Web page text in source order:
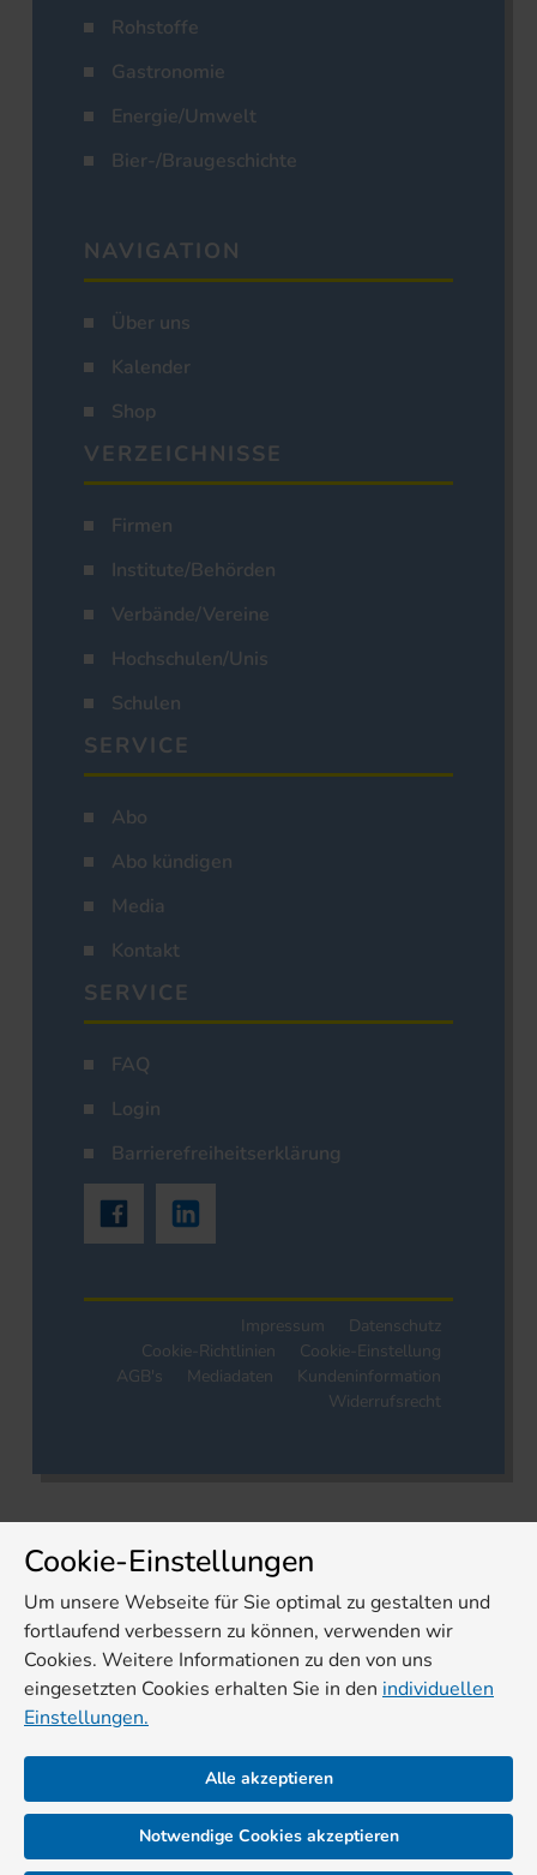
Rohstoffe
Gastronomie
Energie/Umwelt
Bier-/Braugeschichte
NAVIGATION
Über uns
Kalender
Shop
VERZEICHNISSE
Firmen
Institute/Behörden
Verbände/Vereine
Hochschulen/Unis
Schulen
SERVICE
Abo
Abo kündigen
Media
Kontakt
SERVICE
FAQ
Login
Barrierefreiheitserklärung
Impressum
Datenschutz
Cookie-Richtlinien
Cookie-Einstellung
AGB's
Mediadaten
Kundeninformation
Widerrufsrecht
Cookie-Einstellungen
Um unsere Webseite für Sie optimal zu gestalten und
fortlaufend verbessern zu können, verwenden wir
Cookies. Weitere Informationen zu den von uns
eingesetzten Cookies erhalten Sie in den individuellen
Einstellungen.
Alle akzeptieren
Notwendige Cookies akzeptieren